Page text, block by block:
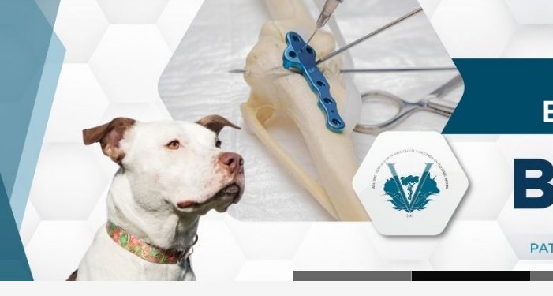
Loading...